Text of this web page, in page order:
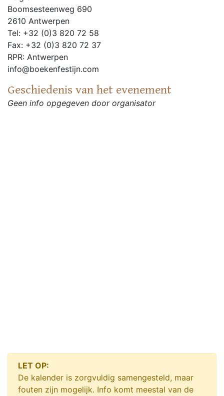
Boomsesteenweg 690
2610 Antwerpen
Tel: +32 (0)3 820 72 58
Fax: +32 (0)3 820 72 37
RPR: Antwerpen
info@boekenfestijn.com
Geschiedenis van het evenement
Geen info opgegeven door organisator
LET OP:
De kalender is zorgvuldig samengesteld, maar
fouten zijn mogelijk. Info komt meestal van de